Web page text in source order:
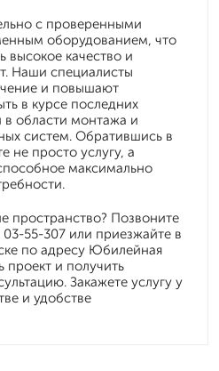
с проверенными
оборудованием, что
высокое качество и
Наши специалисты
и повышают
в курсе последних
в области монтажа и
систем. Обратившись в
не просто услугу, а
максимально
пространство? Позвоните
55-307 или приезжайте в
по адресу Юбилейная
проект и получить
Закажете услугу у
и удобстве